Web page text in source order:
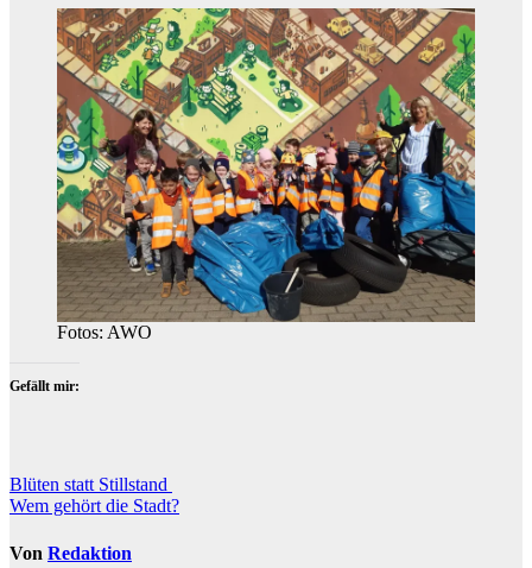
Fotos: AWO
Gefällt mir:
Beitragsnavigation
Blüten statt Stillstand
Wem gehört die Stadt?
Von Redaktion